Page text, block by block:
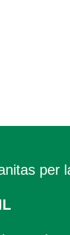
per